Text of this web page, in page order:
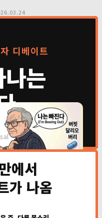
디베이트
는
.
에서
가 나옴